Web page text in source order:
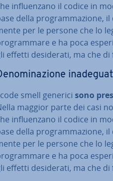
in­fluen­za­no il codice in
della pro­gram­ma­zio­ne,
per le persone che lo
e ha poca
effetti de­si­de­ra­ti, ma che
smell generici sono
maggior parte dei casi
in­fluen­za­no il codice in
della pro­gram­ma­zio­ne,
per le persone che lo
e ha poca
effetti de­si­de­ra­ti, ma che